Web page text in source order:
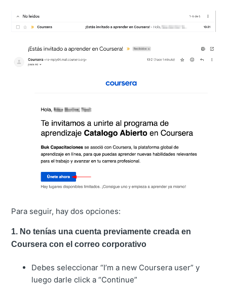
Para seguir, hay dos opciones:
1. No tenías una cuenta previamente creada en
Coursera con el correo corporativo
Debes seleccionar “I’m a new Coursera user” y
luego darle click a “Continue”